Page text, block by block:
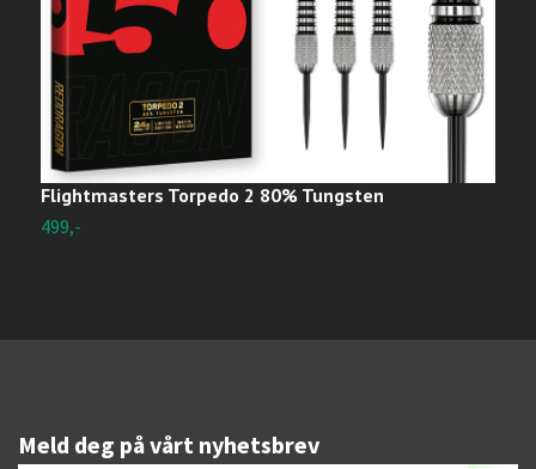
Flightmasters Torpedo 2 80% Tungsten
499,-
Meld deg på vårt nyhetsbrev